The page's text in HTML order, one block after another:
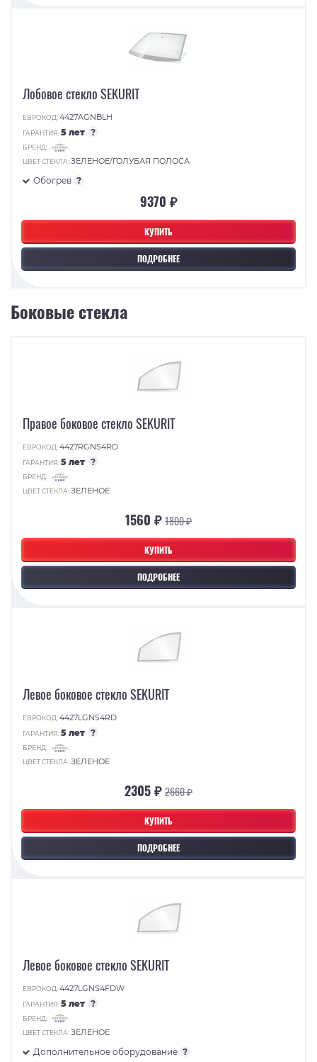
КУПИТЬ
ПОДРОБНЕЕ
Лобовое стекло SEKURIT
ЕВРОКОД:4427AGNBLH
ГАРАНТИЯ:5 лет ?
БРЕНД:
ЦВЕТ СТЕКЛА:ЗЕЛЕНОЕ/ГОЛУБАЯ ПОЛОСА
Обогрев ?
9370 ₽
Боковые стекла
КУПИТЬ
ПОДРОБНЕЕ
Правое боковое стекло SEKURIT
ЕВРОКОД:4427RGNS4RD
ГАРАНТИЯ:5 лет ?
БРЕНД:
ЦВЕТ СТЕКЛА:ЗЕЛЕНОЕ
1560 ₽1800 ₽
КУПИТЬ
ПОДРОБНЕЕ
Левое боковое стекло SEKURIT
ЕВРОКОД:4427LGNS4RD
ГАРАНТИЯ:5 лет ?
БРЕНД:
ЦВЕТ СТЕКЛА:ЗЕЛЕНОЕ
2305 ₽2660 ₽
Левое боковое стекло SEKURIT
ЕВРОКОД:4427LGNS4FDW
ГАРАНТИЯ:5 лет ?
БРЕНД:
ЦВЕТ СТЕКЛА:ЗЕЛЕНОЕ
Дополнительное оборудование ?